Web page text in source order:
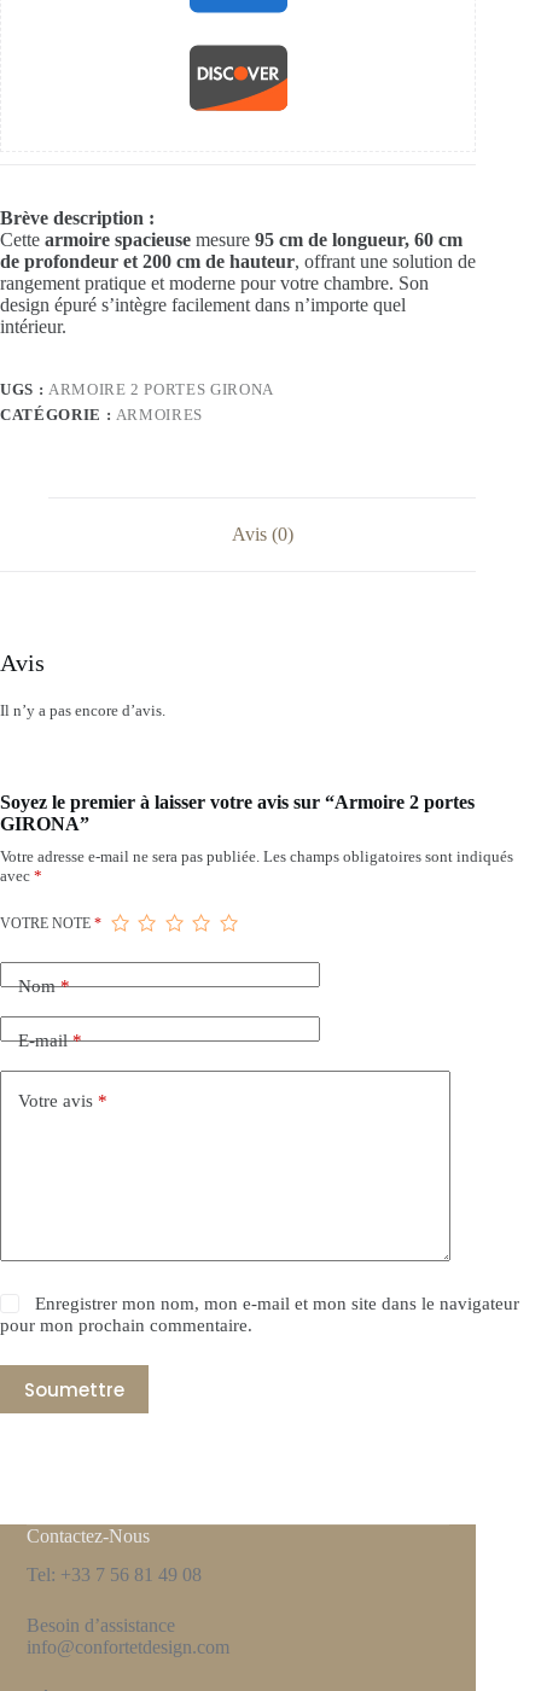
Brève description :
Cette armoire spacieuse mesure 95 cm de longueur, 60 cm
de profondeur et 200 cm de hauteur, offrant une solution de
rangement pratique et moderne pour votre chambre. Son
design épuré s’intègre facilement dans n’importe quel
intérieur.
UGS : ARMOIRE 2 PORTES GIRONA
CATÉGORIE : ARMOIRES
Avis (0)
Avis
Il n’y a pas encore d’avis.
Soyez le premier à laisser votre avis sur “Armoire 2 portes
GIRONA”
Votre adresse e-mail ne sera pas publiée. Les champs obligatoires sont indiqués
avec *
VOTRE NOTE *
Nom*
E-mail*
Votre avis *
Enregistrer mon nom, mon e-mail et mon site dans le navigateur
pour mon prochain commentaire.
Soumettre
Contactez-Nous
Tel: +33 7 56 81 49 08
Besoin d’assistance
info@confortetdesign.com